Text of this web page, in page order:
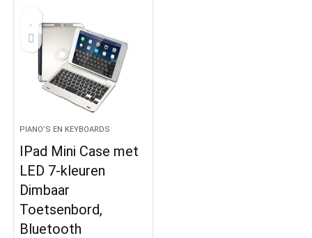
PIANO’S EN KEYBOARDS
IPad Mini Case met
LED 7-kleuren
Dimbaar
Toetsenbord,
Bluetooth